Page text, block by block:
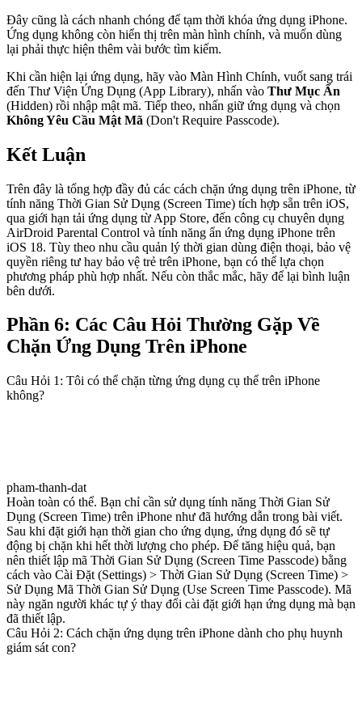
Đây cũng là cách nhanh chóng để tạm thời khóa ứng dụng iPhone.
Ứng dụng không còn hiển thị trên màn hình chính, và muốn dùng
lại phải thực hiện thêm vài bước tìm kiếm.
Khi cần hiện lại ứng dụng, hãy vào Màn Hình Chính, vuốt sang trái
đến Thư Viện Ứng Dụng (App Library), nhấn vào Thư Mục Ẩn
(Hidden) rồi nhập mật mã. Tiếp theo, nhấn giữ ứng dụng và chọn
Không Yêu Cầu Mật Mã (Don't Require Passcode).
Kết Luận
Trên đây là tổng hợp đầy đủ các cách chặn ứng dụng trên iPhone, từ
tính năng Thời Gian Sử Dụng (Screen Time) tích hợp sẵn trên iOS,
qua giới hạn tải ứng dụng từ App Store, đến công cụ chuyên dụng
AirDroid Parental Control và tính năng ẩn ứng dụng iPhone trên
iOS 18. Tùy theo nhu cầu quản lý thời gian dùng điện thoại, bảo vệ
quyền riêng tư hay bảo vệ trẻ trên iPhone, bạn có thể lựa chọn
phương pháp phù hợp nhất. Nếu còn thắc mắc, hãy để lại bình luận
bên dưới.
Phần 6: Các Câu Hỏi Thường Gặp Về
Chặn Ứng Dụng Trên iPhone
Câu Hỏi 1: Tôi có thể chặn từng ứng dụng cụ thể trên iPhone
không?
pham-thanh-dat
Hoàn toàn có thể. Bạn chỉ cần sử dụng tính năng Thời Gian Sử
Dụng (Screen Time) trên iPhone như đã hướng dẫn trong bài viết.
Sau khi đặt giới hạn thời gian cho ứng dụng, ứng dụng đó sẽ tự
động bị chặn khi hết thời lượng cho phép. Để tăng hiệu quả, bạn
nên thiết lập mã Thời Gian Sử Dụng (Screen Time Passcode) bằng
cách vào Cài Đặt (Settings) > Thời Gian Sử Dụng (Screen Time) >
Sử Dụng Mã Thời Gian Sử Dụng (Use Screen Time Passcode). Mã
này ngăn người khác tự ý thay đổi cài đặt giới hạn ứng dụng mà bạn
đã thiết lập.
Câu Hỏi 2: Cách chặn ứng dụng trên iPhone dành cho phụ huynh
giám sát con?